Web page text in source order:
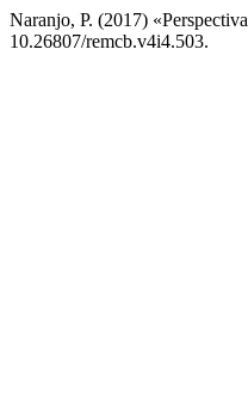
Naranjo, P. (2017)
10.26807/remcb.v4i4.503.